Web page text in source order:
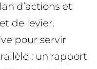
d’actions et
de levier.
pour servir
: un rapport